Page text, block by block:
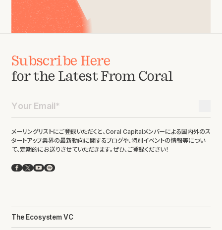
Subscribe Here
for the Latest From Coral
メーリングリストにご登録いただくと、Coral Capitalメンバーによる国内外のス
タートアップ業界の最新動向に関するブログや、特別イベントの情報等につい
て、定期的にお送りさせていただきます。ぜひ、ご登録ください！
Facebook
X YouTube
Spotify
The Ecosystem VC